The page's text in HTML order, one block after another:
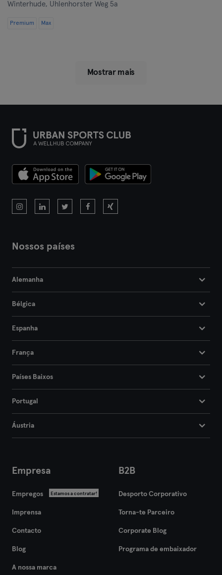
Winterhude, Uhlenhorster Weg 5a
Premium Max
Mostrar mais
Nossos países
Alemanha
Bélgica
Espanha
França
Países Baixos
Portugal
Áustria
Empresa
Empregos Estamos a contratar!
Imprensa
Contacto
Blog
A nossa marca
B2B
Desporto Corporativo
Torna-te Parceiro
Corporate Blog
Programa de embaixador